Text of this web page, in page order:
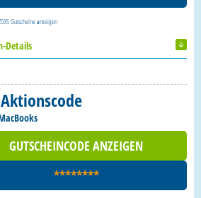
Gutscheineanzeigen
Details
GUTSCHEINCODE ANZEIGEN
********